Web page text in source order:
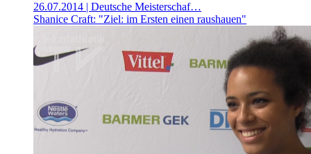
26.07.2014 | Deutsche Meisterschaf…
Shanice Craft: "Ziel: im Ersten einen raushauen"